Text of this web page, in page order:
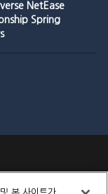
NetEase
Spring